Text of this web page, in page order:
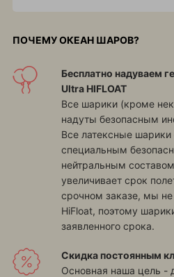
ПОЧЕМУ ОКЕАН ШАРОВ?
Бесплатно надуваем
Ultra HIFLOAT
Все шарики (кроме
надуты безопасным
Все латексные
специальным
нейтральным
увеличивает срок
срочном заказе, мы
HiFloat, поэтому
заявленного срока.
Скидка постоянным
Основная наша цель -